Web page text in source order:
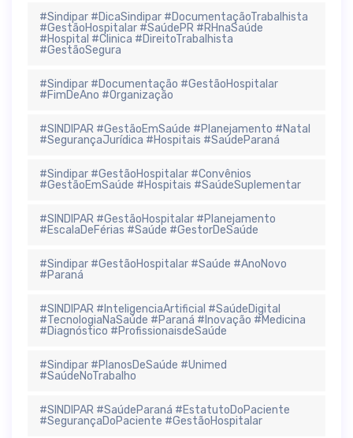
#Sindipar #DicaSindipar #DocumentaçãoTrabalhista
#GestãoHospitalar #SaúdePR #RHnaSaúde
#Hospital #Clinica #DireitoTrabalhista
#GestãoSegura
#Sindipar #Documentação #GestãoHospitalar
#FimDeAno #Organização
#SINDIPAR #GestãoEmSaúde #Planejamento #Natal
#SegurançaJurídica #Hospitais #SaúdeParaná
#Sindipar #GestãoHospitalar #Convênios
#GestãoEmSaúde #Hospitais #SaúdeSuplementar
#SINDIPAR #GestãoHospitalar #Planejamento
#EscalaDeFérias #Saúde #GestorDeSaúde
#Sindipar #GestãoHospitalar #Saúde #AnoNovo
#Paraná
#SINDIPAR #InteligenciaArtificial #SaúdeDigital
#TecnologiaNaSaúde #Paraná #Inovação #Medicina
#Diagnóstico #ProfissionaisdeSaúde
#Sindipar #PlanosDeSaúde #Unimed
#SaúdeNoTrabalho
#SINDIPAR #SaúdeParaná #EstatutoDoPaciente
#SegurançaDoPaciente #GestãoHospitalar